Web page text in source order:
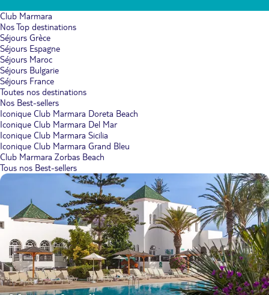
Club Marmara
Nos Top destinations
Séjours Grèce
Séjours Espagne
Séjours Maroc
Séjours Bulgarie
Séjours France
Toutes nos destinations
Nos Best-sellers
Iconique Club Marmara Doreta Beach
Iconique Club Marmara Del Mar
Iconique Club Marmara Sicilia
Iconique Club Marmara Grand Bleu
Club Marmara Zorbas Beach
Tous nos Best-sellers